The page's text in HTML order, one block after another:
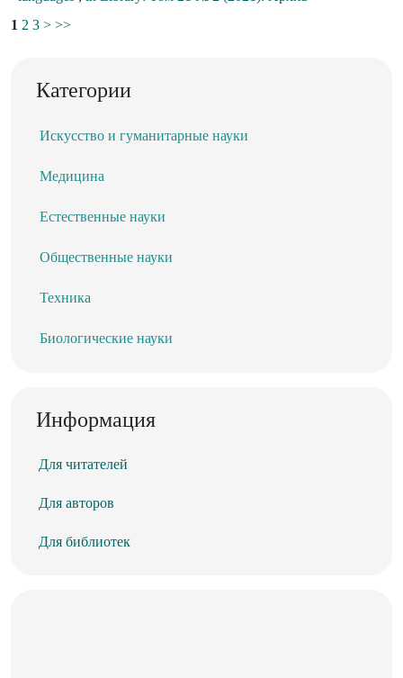
1 2 3 > >>
Категории
Искусство и гуманитарные науки
Медицина
Естественные науки
Общественные науки
Техника
Биологические науки
Информация
Для читателей
Для авторов
Для библиотек